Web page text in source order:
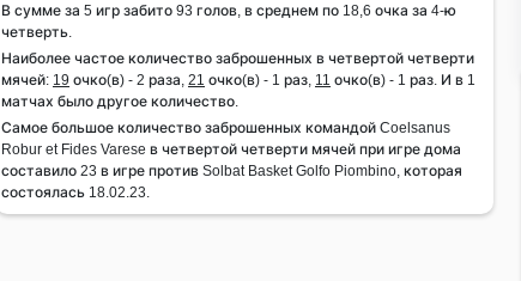
В сумме за 5 игр забито 93 голов, в среднем по 18,6 очка за 4-ю
четверть.
Наиболее частое количество заброшенных в четвертой четверти
мячей: 19 очко(в) - 2 раза, 21 очко(в) - 1 раз, 11 очко(в) - 1 раз. И в 1
матчах было другое количество.
Самое большое количество заброшенных командой Coelsanus
Robur et Fides Varese в четвертой четверти мячей при игре дома
составило 23 в игре против Solbat Basket Golfo Piombino, которая
состоялась 18.02.23.